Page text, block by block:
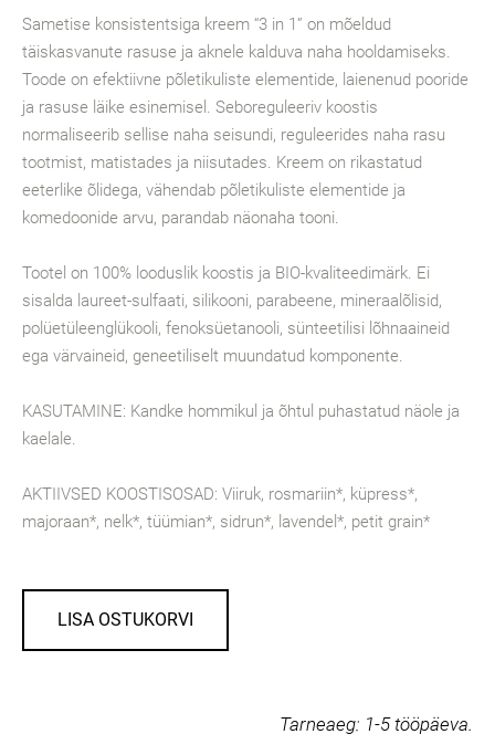
Sametise konsistentsiga kreem “3 in 1” on mõeldud
täiskasvanute rasuse ja aknele kalduva naha hooldamiseks.
Toode on efektiivne põletikuliste elementide, laienenud pooride
ja rasuse läike esinemisel. Seboreguleeriv koostis
normaliseerib sellise naha seisundi, reguleerides naha rasu
tootmist, matistades ja niisutades. Kreem on rikastatud
eeterlike õlidega, vähendab põletikuliste elementide ja
komedoonide arvu, parandab näonaha tooni.
Tootel on 100% looduslik koostis ja BIO-kvaliteedimärk. Ei
sisalda laureet-sulfaati, silikooni, parabeene, mineraalõlisid,
polüetüleenglükooli, fenoksüetanooli, sünteetilisi lõhnaaineid
ega värvaineid, geneetiliselt muundatud komponente.
KASUTAMINE: Kandke hommikul ja õhtul puhastatud näole ja
kaelale.
AKTIIVSED KOOSTISOSAD: Viiruk, rosmariin*, küpress*,
majoraan*, nelk*, tüümian*, sidrun*, lavendel*, petit grain*
LISA OSTUKORVI
Tarneaeg: 1-5 tööpäeva.